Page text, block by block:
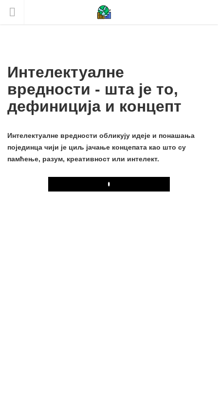
Интелектуалне
вредности - шта је то,
дефиниција и концепт
Интелектуалне вредности обликују идеје и понашања
појединца чији је циљ јачање концепата као што су
памћење, разум, креативност или интелект.
Play